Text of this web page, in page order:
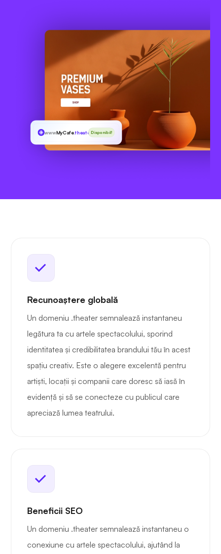
wwwMyCafe.theaterDisponibil!
Recunoaștere globală
Un domeniu .theater semnalează instantaneu
legătura ta cu artele spectacolului, sporind
identitatea și credibilitatea brandului tău în acest
spațiu creativ. Este o alegere excelentă pentru
artiști, locații și companii care doresc să iasă în
evidență și să se conecteze cu publicul care
apreciază lumea teatrului.
Beneficii SEO
Un domeniu .theater semnalează instantaneu o
conexiune cu artele spectacolului, ajutând la